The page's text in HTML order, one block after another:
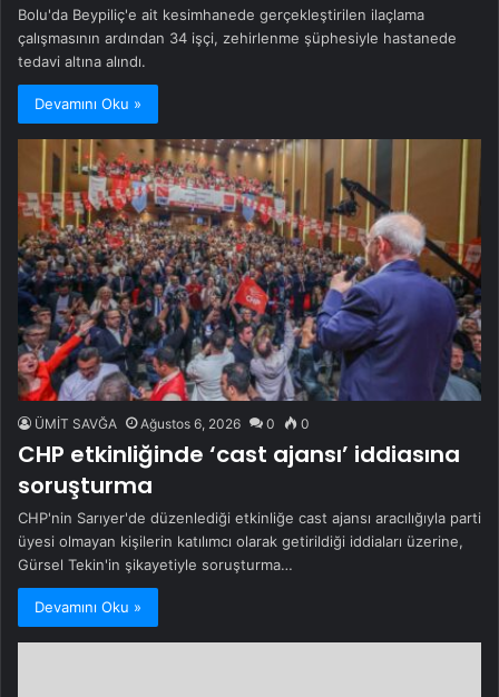
Bolu'da Beypiliç'e ait kesimhanede gerçekleştirilen ilaçlama
çalışmasının ardından 34 işçi, zehirlenme şüphesiyle hastanede
tedavi altına alındı.
Devamını Oku »
ÜMİT SAVĞA Ağustos 6, 2026 0 0
CHP etkinliğinde ‘cast ajansı’ iddiasına
soruşturma
CHP'nin Sarıyer'de düzenlediği etkinliğe cast ajansı aracılığıyla parti
üyesi olmayan kişilerin katılımcı olarak getirildiği iddiaları üzerine,
Gürsel Tekin'in şikayetiyle soruşturma…
Devamını Oku »